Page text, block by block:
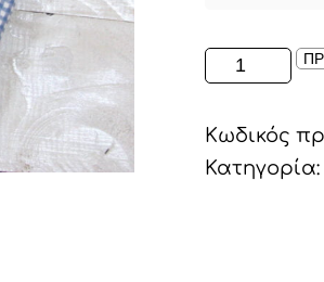
ΚΑΜΒΑΣ
ΜΕ
ΚΑΙ
ΑΠΛΙΚΕ
Κωδικός
Κατηγορία: